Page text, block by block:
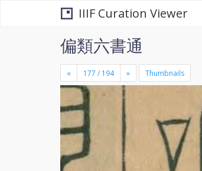
IIIF Curation Viewer
偏類六書通
« » Thumbnails
-